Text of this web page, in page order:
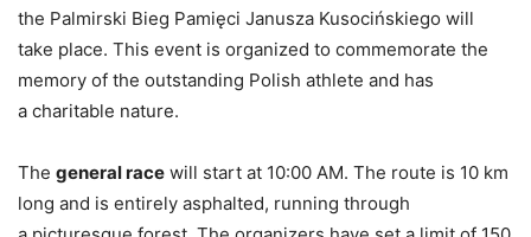
the Palmirski Bieg Pamięci Janusza Kusocińskiego will
take place. This event is organized to commemorate the
memory of the outstanding Polish athlete and has
a charitable nature.
The general race will start at 10:00 AM. The route is 10 km
long and is entirely asphalted, running through